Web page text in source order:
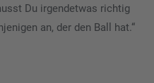
Du irgendetwas richtig
an, der den Ball hat.“